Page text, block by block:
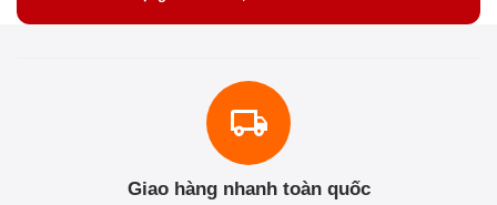
Giao hàng nhanh toàn quốc